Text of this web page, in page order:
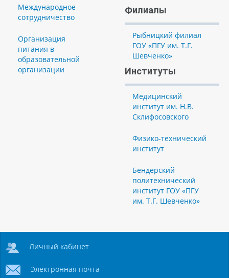
Международное
сотрудничество
Организация
питания в
образовательной
организации
Филиалы
Рыбницкий филиал
ГОУ «ПГУ им. Т.Г.
Шевченко»
Институты
Медицинский
институт им. Н.В.
Склифосовского
Физико-технический
институт
Бендерский
политехнический
институт ГОУ «ПГУ
им. Т.Г. Шевченко»
Личный кабинет
Электронная почта